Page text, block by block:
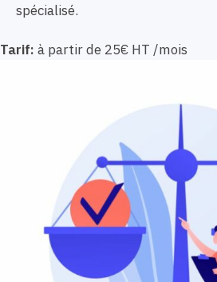
spécialisé.
Tarif: à partir de 25€ HT /mois